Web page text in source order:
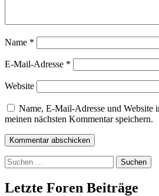
Name *
E-Mail-Adresse *
Website
Name, E-Mail-Adresse und Website
meinen nächsten Kommentar speichern.
Suchen
nach:
Letzte Foren Beiträge